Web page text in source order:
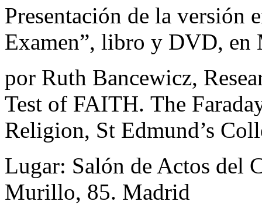
Presentación de la versión
Examen”, libro y DVD, en
por Ruth Bancewicz,
Test of FAITH. The
Religion, St Edmund’s
Lugar: Salón de Actos del
Murillo, 85. Madrid